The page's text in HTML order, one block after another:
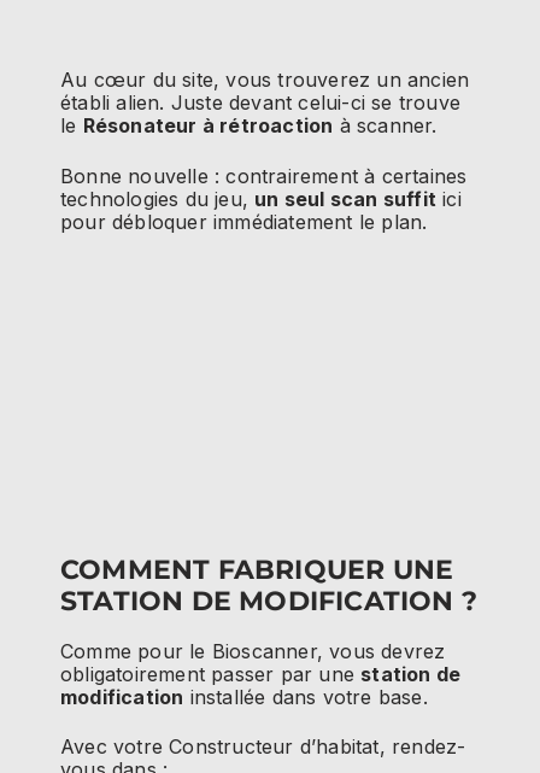
Au cœur du site, vous trouverez un ancien
établi alien. Juste devant celui-ci se trouve
le Résonateur à rétroaction à scanner.
Bonne nouvelle : contrairement à certaines
technologies du jeu, un seul scan suffit ici
pour débloquer immédiatement le plan.
COMMENT FABRIQUER UNE
STATION DE MODIFICATION ?
Comme pour le Bioscanner, vous devrez
obligatoirement passer par une station de
modification installée dans votre base.
Avec votre Constructeur d’habitat, rendez-